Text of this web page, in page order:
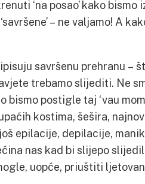
‘na posao’ kako bismo
– ne valjamo! A
savršenu prehranu –
trebamo slijediti. Ne
bismo postigle taj ‘vau
kostima, šešira,
epilacije, depilacije,
nas kad bi slijepo
uopće, priuštiti